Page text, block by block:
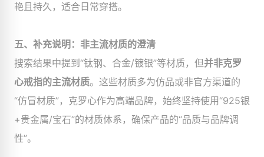
艳且持久，适合日常穿搭。
五、补充说明：非主流材质的澄清
搜索结果中提到“钛钢、合金/镀银”等材质，但并非克罗
心戒指的主流材质。这些材质多为仿品或非官方渠道的
“仿冒材质”，克罗心作为高端品牌，始终坚持使用“925银
+贵金属/宝石”的材质体系，确保产品的“品质与品牌调
性”。